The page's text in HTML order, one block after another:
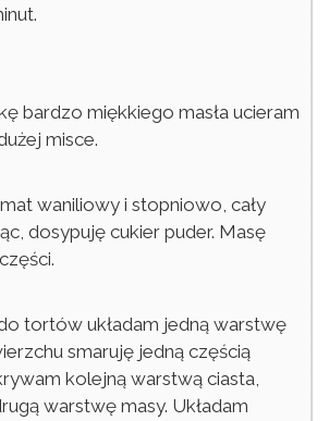
bardzo miękkiego masła ucieram
misce.
waniliowy i stopniowo, cały
dosypuję cukier puder. Masę
tortów układam jedną warstwę
smaruję jedną częścią
kolejną warstwą ciasta,
warstwę masy. Układam